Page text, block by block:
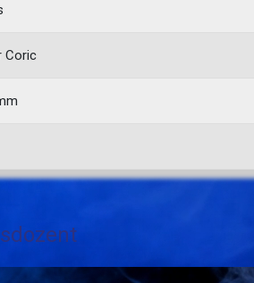
Coric